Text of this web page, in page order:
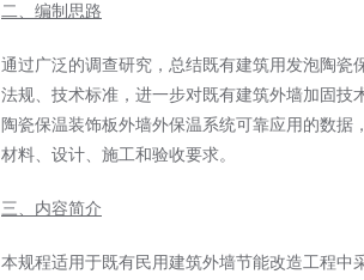
二、编制思路
通过广泛的调查研究，总结既有建筑用发泡陶
法规、技术标准，进一步对既有建筑外墙加固
陶瓷保温装饰板外墙外保温系统可靠应用的数
材料、设计、施工和验收要求。
三、内容简介
本规程适用于既有民用建筑外墙节能改造工程